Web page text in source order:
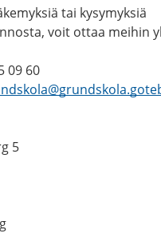
tai kysymyksiä
voit ottaa meihin
09 60
5